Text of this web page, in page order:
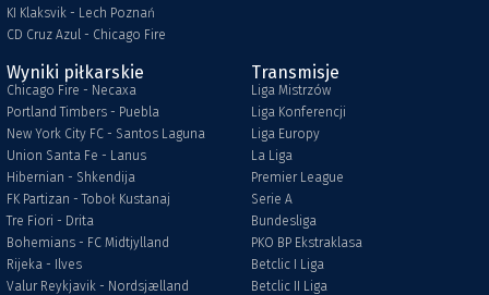
KI Klaksvik - Lech Poznań
CD Cruz Azul - Chicago Fire
Wyniki piłkarskie
Chicago Fire - Necaxa
Portland Timbers - Puebla
New York City FC - Santos Laguna
Union Santa Fe - Lanus
Hibernian - Shkendija
FK Partizan - Toboł Kustanaj
Tre Fiori - Drita
Bohemians - FC Midtjylland
Rijeka - Ilves
Valur Reykjavik - Nordsjælland
Transmisje
Liga Mistrzów
Liga Konferencji
Liga Europy
La Liga
Premier League
Serie A
Bundesliga
PKO BP Ekstraklasa
Betclic I Liga
Betclic II Liga